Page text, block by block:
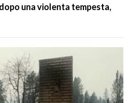
una violenta tempesta,